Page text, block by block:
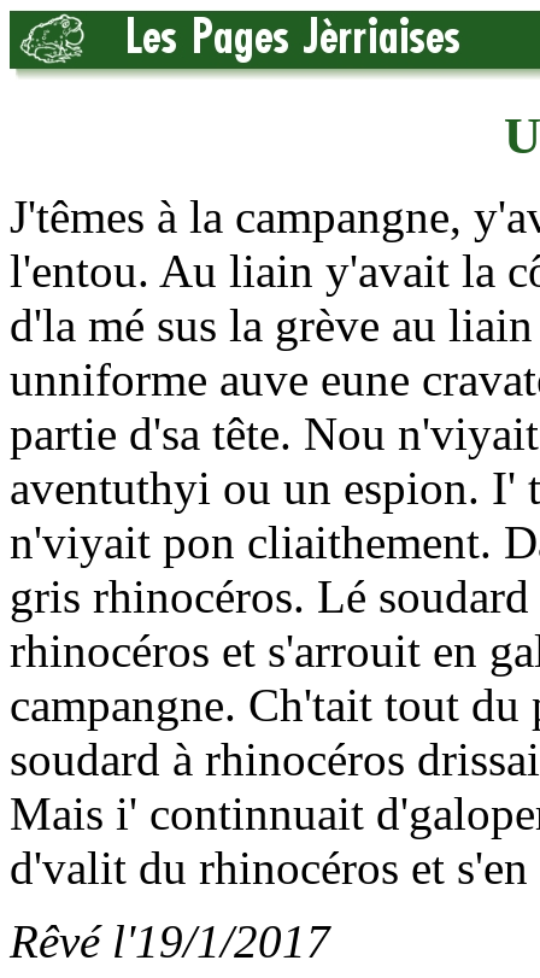
J'têmes à la campangne,
l'entou. Au liain y'avait la
d'la mé sus la grève au
unniforme auve eune
partie d'sa tête. Nou
aventuthyi ou un espion. I'
n'viyait pon cliaithement.
gris rhinocéros. Lé
rhinocéros et s'arrouit en
campangne. Ch'tait tout
soudard à rhinocéros
Mais i' continnuait
d'valit du rhinocéros et
Rêvé l'19/1/2017